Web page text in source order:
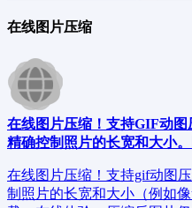
在线图片压缩
在线图片压缩！支持GIF动
精确控制照片的长宽和大小。
在线图片压缩！支持gif动图
制照片的长宽和大小（例如